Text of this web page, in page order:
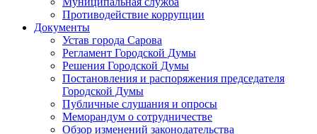
Противодействие коррупции
Документы
Устав города Сарова
Регламент Городской Думы
Решения Городской Думы
Постановления и распоряжения председателя
Городской Думы
Публичные слушания и опросы
Меморандум о сотрудничестве
Обзор изменений законодательства